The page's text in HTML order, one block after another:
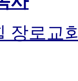
장로교회